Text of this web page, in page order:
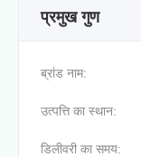
प्रमुख गुण
ब्रांड नाम:
उत्पत्ति का स्थान:
डिलीवरी का समय: